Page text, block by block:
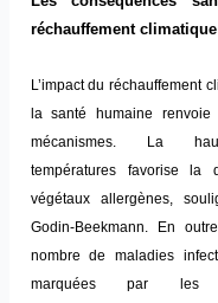
réchauffement climatique
L’impact du réchauffement
la santé humaine
mécanismes. La
températures favorise la
végétaux allergènes,
Godin-Beekmann. En
nombre de maladies
marquées par les